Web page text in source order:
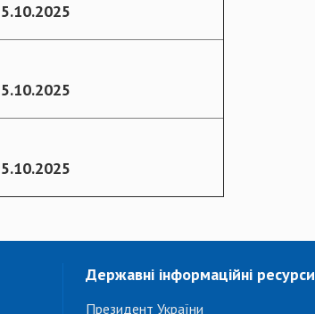
Державні інформаційні ресурси
Президент України